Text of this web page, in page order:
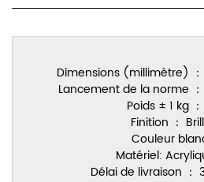
Dimensions (millimètre)
Lancement de la norme
Poids ± 1 kg
Finition ：
Couleur
Matériel:
Délai de livraison ：